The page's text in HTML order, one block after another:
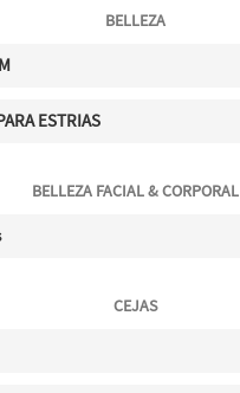
BELLEZA
ESTRIAS
BELLEZA FACIAL & CORPORAL
CEJAS